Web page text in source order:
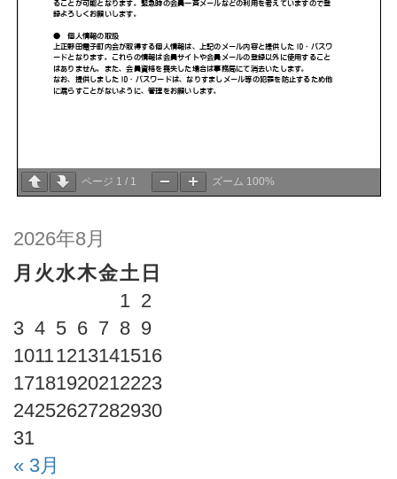
ページ 1 / 1 ズーム 100%
2026年8月
月 火水木金土 日
1 2
3 4 5 6 7 8 9
10111213141516
17181920212223
24252627282930
31
« 3月